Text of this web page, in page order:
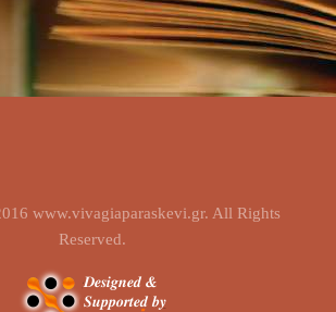
www.vivagiaparaskevi.gr. All Rights
Reserved.